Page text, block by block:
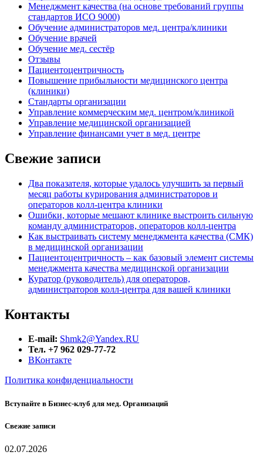
Менеджмент качества (на основе требований группы
стандартов ИСО 9000)
Обучение администраторов мед. центра/клиники
Обучение врачей
Обучение мед. сестёр
Отзывы
Пациентоцентричность
Повышение прибыльности медицинского центра
(клиники)
Стандарты организации
Управление коммерческим мед. центром/клиникой
Управление медицинской организацией
Управление финансами учет в мед. центре
Свежие записи
Два показателя, которые удалось улучшить за первый
месяц работы курирования администраторов и
операторов колл-центра клиники
Ошибки, которые мешают клинике выстроить сильную
команду администраторов, операторов колл-центра
Как выстраивать систему менеджмента качества (СМК)
в медицинской организации
Пациентоцентричность – как базовый элемент системы
менеджмента качества медицинской организации
Куратор (руководитель) для операторов,
администраторов колл-центра для вашей клиники
Контакты
E-mail: Shmk2@Yandex.RU
Тел. +7 962 029-77-72
ВКонтакте
Политика конфиденциальности
Вступайте в Бизнес-клуб для мед. Организаций
Свежие записи
02.07.2026